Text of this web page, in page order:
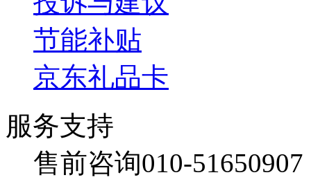
节能补贴
京东礼品卡
服务支持
售前咨询010-51650907